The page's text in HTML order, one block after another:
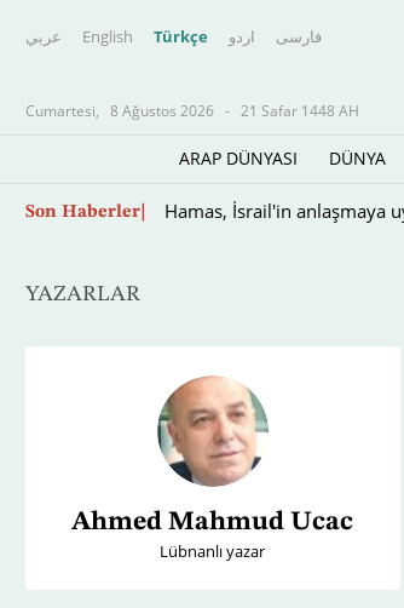
عربي English Türkçe اردو فارسى
Cumartesi, 8 Ağustos 2026 - 21 Safar 1448 AH
ARAP DÜNYASI DÜNYA
Son Haberler ABD, Küba'ya yeni lider arıyor
YAZARLAR
Ahmed Mahmud Ucac
Lübnanlı yazar